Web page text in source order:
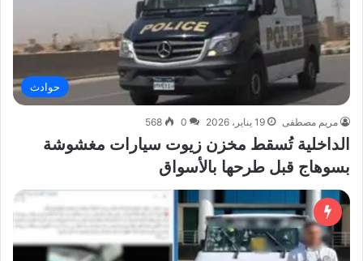
حوادث
مريم مصطفى 19 يناير، 2026 0
568
الداخلية تُسقط مخزن زيوت سيارات مغشوشة
بسوهاج قبل طرحها بالأسواق